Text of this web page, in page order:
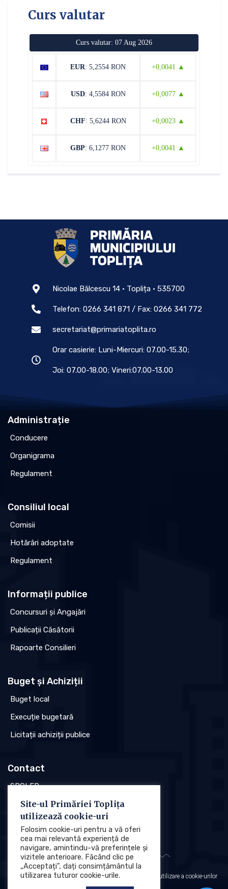
Curs valutar
Curs valutar: 07 Aug 2026
EUR: 5,2554 RON +0,0041 ▲
USD: 4,5584 RON +0,0077 ▲
CHF: 5,6244 RON +0,0023 ▲
GBP: 6,1277 RON +0,0041 ▲
Nicolae Bălcescu 14 • Toplița • 535700
Telefon: 0266 341 871 / Fax: 0266 341 772
secretariat@primariatoplita.ro
Orar casierie: Luni-Miercuri: 07.00-15.30;
Joi: 07.00-18.00; Vineri:07.00-13.00
Administrație
Conducere
Organigrama
Regulament
Consiliul local
Comisii
Hotărâri adoptate
Regulament
Informații publice
Concursuri și Angajări
Publicații Căsătorii
Rapoarte Consilieri
Buget și Achiziții
Buget local
Execuție bugetară
Licitații achiziții publice
Contact
SPCLEP
Stare civilă
Poliția locală
Protecția datelor cu caracter personal (GDPR) Politica de utilizare a cookie-urilor
Site-ul Primăriei Toplița
utilizează cookie-uri
Folosim cookie-uri pentru a vă oferi
cea mai relevantă experiență de
navigare, amintindu-vă preferințele și
vizitele anterioare. Făcând clic pe
„Acceptați”, dați consimțământul la
utilizarea tuturor cookie-urile.